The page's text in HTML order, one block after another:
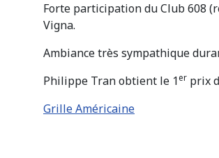
Forte participation du Club 608
Vigna.
Ambiance très sympathique
Philippe Tran obtient le 1er prix
Grille Américaine